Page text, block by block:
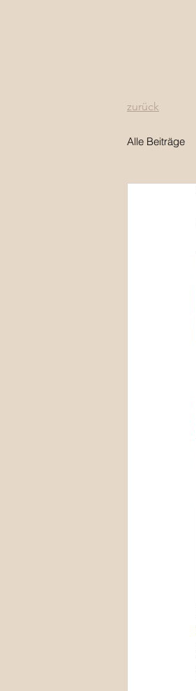
Alle Beiträge
zurück